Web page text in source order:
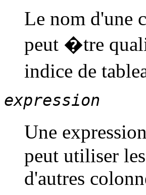
Le nom d'une
peut �tre
indice de
expression
Une
peut utiliser
d'autres